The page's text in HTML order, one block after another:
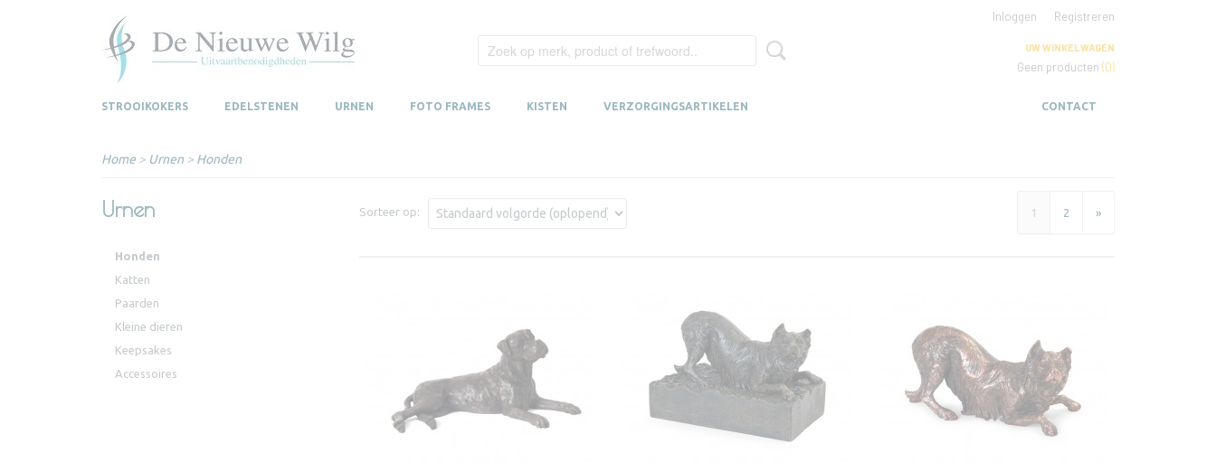
Inloggen Registreren
UW WINKELWAGEN
Geen producten (0)
CONTACT
STROOIKOKERS EDELSTENEN URNEN FOTO FRAMES KISTEN VERZORGINGSARTIKELEN
Home > Urnen > Honden
Urnen
Honden
Katten
Paarden
Kleine dieren
Keepsakes
Accessoires
Sorteer op: 1 2 »